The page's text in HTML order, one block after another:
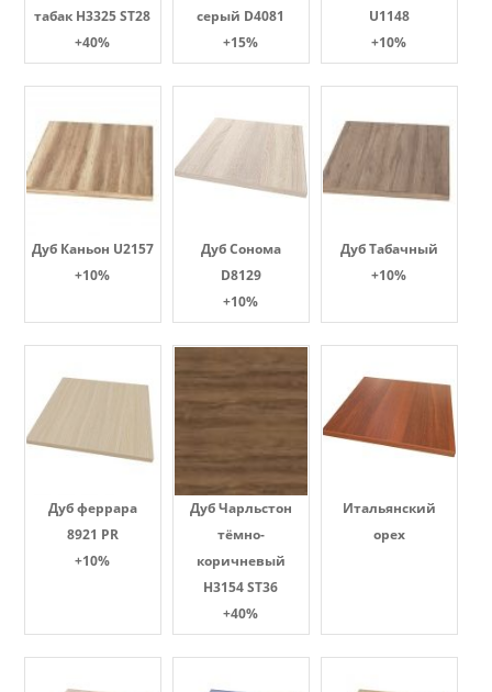
табак H3325 ST28
+40%
серый D4081
+15%
U1148
+10%
Дуб Каньон U2157
+10%
Дуб Сонома
D8129
+10%
Дуб Табачный
+10%
Дуб феррара
8921 PR
+10%
Дуб Чарльстон
тёмно-
коричневый
H3154 ST36
+40%
Итальянский
орех